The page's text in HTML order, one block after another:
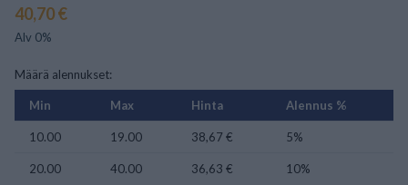
40,70 €
Alv 0%
Määrä alennukset:
Min Max Hinta Alennus %
10.00 19.00 38,67 € 5%
20.00 40.00 36,63 € 10%